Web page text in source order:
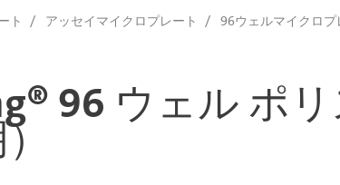
ト アッセイマイクロプレート 96ウェルマイクロプ
96 ウェル ポ